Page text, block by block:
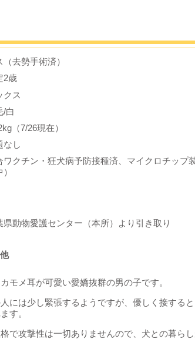
（去勢手術済）
2歳
クス
/白
（7/26現在）
なし
ワクチン・狂犬病予防接種済、マイクロチップ
県動物愛護センター（本所）より引き取り
モメ耳が可愛い愛嬌抜群の男の子です。
には少し緊張するようですが、優しく接する
す。
で攻撃性は一切ありませんので、犬との暮ら